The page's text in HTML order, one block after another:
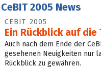
2005 News
CEBIT 2005
Ein Rückblick auf die
Auch nach dem Ende der
gesehenen Neuigkeiten nur
Rückblick zu gewähren.